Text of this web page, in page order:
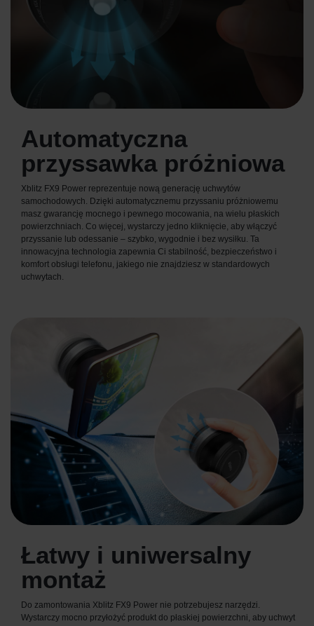
Automatyczna
przyssawka próżniowa
Xblitz FX9 Power reprezentuje nową generację uchwytów
samochodowych. Dzięki automatycznemu przyssaniu próżniowemu
masz gwarancję mocnego i pewnego mocowania, na wielu płaskich
powierzchniach. Co więcej, wystarczy jedno kliknięcie, aby włączyć
przyssanie lub odessanie – szybko, wygodnie i bez wysiłku. Ta
innowacyjna technologia zapewnia Ci stabilność, bezpieczeństwo i
komfort obsługi telefonu, jakiego nie znajdziesz w standardowych
uchwytach.
Łatwy i uniwersalny
montaż
Do zamontowania Xblitz FX9 Power nie potrzebujesz narzędzi.
Wystarczy mocno przyłożyć produkt do płaskiej powierzchni, aby uchwyt